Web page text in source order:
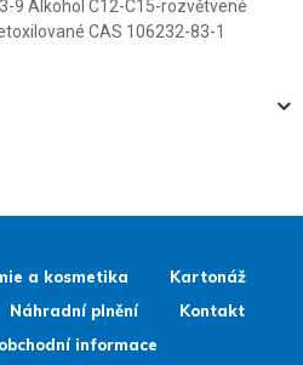
9 Alkohol C12-C15-rozvětvené
CAS 106232-83-1
a kosmetika
Kartonáž
Náhradní plnění
Kontakt
informace